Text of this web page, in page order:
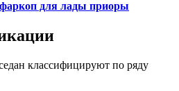
классифицируют по ряду